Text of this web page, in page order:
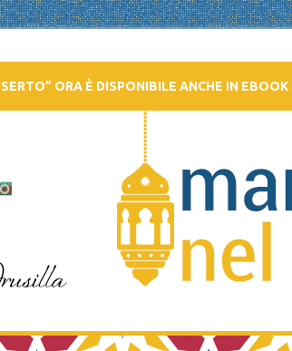
ORA È DISPONIBILE ANCHE IN EBOOK